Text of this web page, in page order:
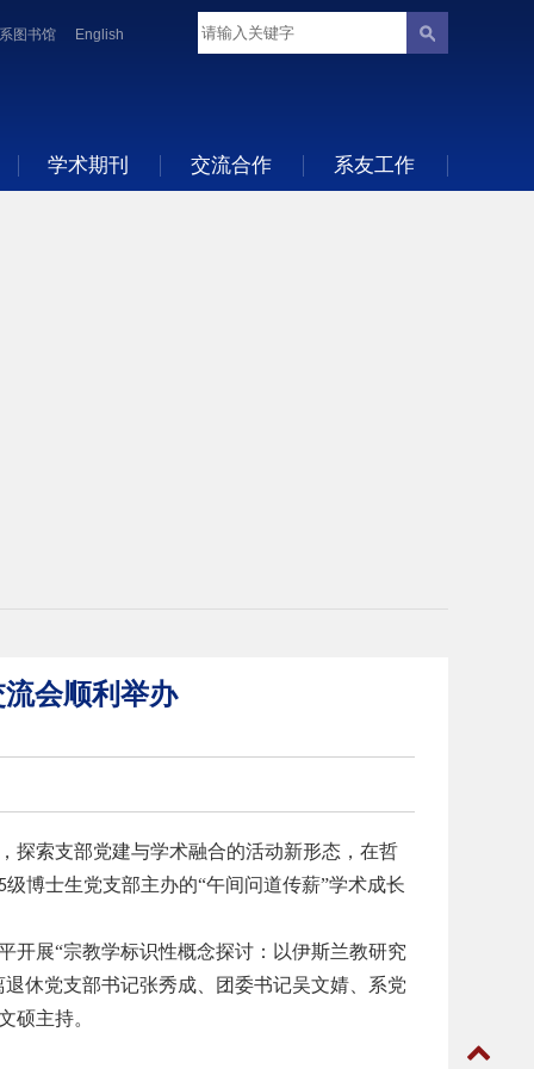
English
系图书馆
学术期刊 交流合作 系友工作
会顺利举办
探索支部党建与学术融合的活动新形态，在哲
级博士生党支部主办的“午间问道传薪”学术成长
开展“宗教学标识性概念探讨：以伊斯兰教研究
休党支部书记张秀成、团委书记吴文婧、系党
硕主持。